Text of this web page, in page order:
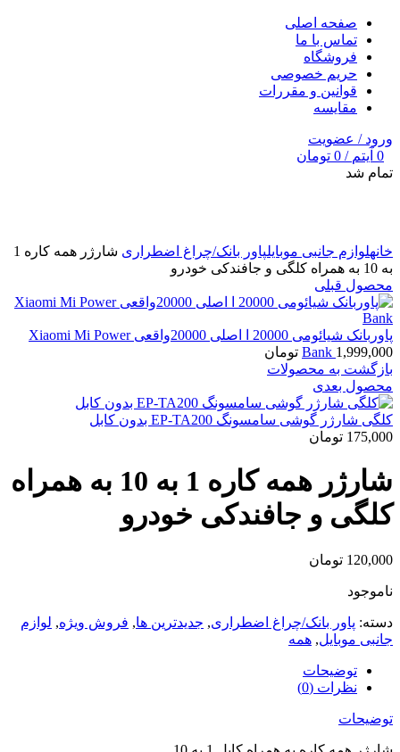
صفحه اصلی
تماس با ما
فروشگاه
حریم خصوصی
قوانین و مقررات
مقایسه
ورود / عضویت
0 آیتم /
0 تومان
تمام شد
خانهلوازم جانبی موبایلپاور بانک/چراغ اضطراری
شارژر همه کاره 1
به 10 به همراه کلگی و جافندکی خودرو
محصول قبلی
پاوربانک شیائومی 20000 ا اصلی 20000واقعی Xiaomi Mi Power
Bank 1,999,000
تومان
بازگشت به محصولات
محصول بعدی
کلگی شارژر گوشی سامسونگ EP-TA200 بدون کابل
175,000 تومان
شارژر همه کاره 1 به 10 به همراه
کلگی و جافندکی خودرو
120,000 تومان
ناموجود
دسته: پاور بانک/چراغ اضطراری, جدیدترین ها, فروش ویژه, لوازم
جانبی موبایل, همه
توضیحات
نظرات (0)
توضیحات